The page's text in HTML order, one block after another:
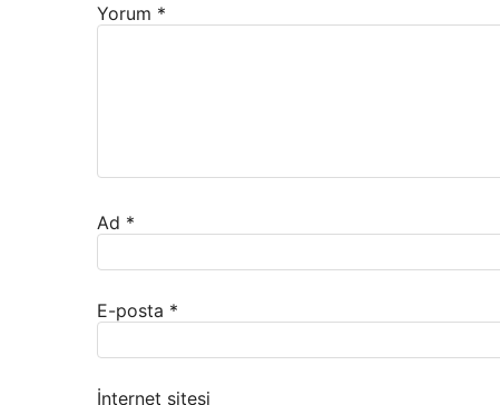
Yorum *
Ad *
E-posta *
İnternet sitesi